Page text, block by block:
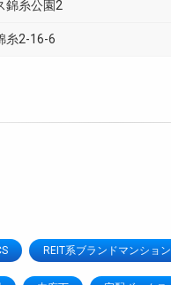
錦糸公園2
糸2-16-6
REIT系ブランドマンション